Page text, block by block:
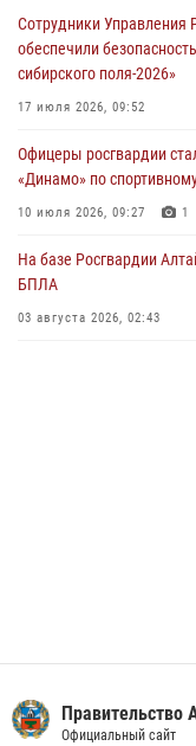
акции «Коробка
Сотрудники Росгвардии
03 июля 2026, 04:03
Управление Росгвардии
02 июля 2026, 00:55
В краевом управлении
Сотрудники Управления
обеспечили
сибирского поля-2026»
17 июля 2026, 09:52
Офицеры росгвардии
«Динамо» по
10 июля 2026, 09:27 1
На базе Росгвардии
БПЛА
03 августа 2026, 02:43
Правительство
Официальный сайт